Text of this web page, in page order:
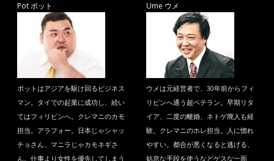
Pot ポット
ポットはアジアを駆け回るビジネス
マン。タイでの起業に成功し、続い
てはフィリピンへ。クレマニのカモ
担当。アラフォー。日本じゃシャッ
チョさん、マニラじゃカモネギさ
ん。仕事より女性を優先してしまう
Ume ウメ
ウメは元経営者で、30年前からフィ
リピンへ通う超ベテラン。早期リタ
イア、二度の離婚、ネトゲ廃人も経
験。クレマニのホレ担当。人に惚れ
やすい。都合が悪くなると逃げる、
姑息な手段を使うなどゲスな一面